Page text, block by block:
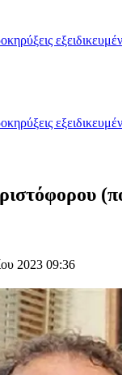
2023 09:36